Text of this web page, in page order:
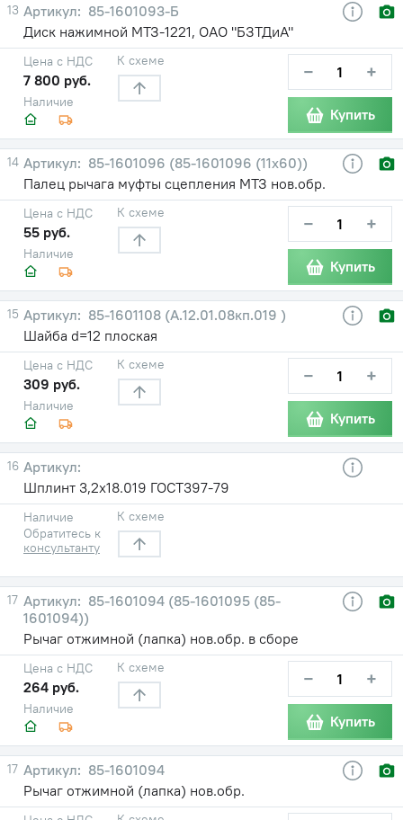
13
85-1601093-Б
Диск нажимной МТЗ-1221, ОАО "БЗТДиА"
Наличие
Цена с НДС
7 800 руб.
К схеме − +
Купить
14
85-1601096 (85-1601096 (11х60))
Палец рычага муфты сцепления МТЗ нов.обр.
Наличие
Цена с НДС
55 руб.
К схеме − +
Купить
15
85-1601108 (А.12.01.08кп.019 )
Шайба d=12 плоская
Наличие
Цена с НДС
309 руб.
К схеме − +
Купить
16
Шплинт 3,2х18.019 ГОСТ397-79
Наличие
Обратитесь к
консультанту
К схеме
17
85-1601094 (85-1601095 (85-
1601094))
Рычаг отжимной (лапка) нов.обр. в сборе
Наличие
Цена с НДС
264 руб.
К схеме − +
Купить
17
85-1601094
Рычаг отжимной (лапка) нов.обр.